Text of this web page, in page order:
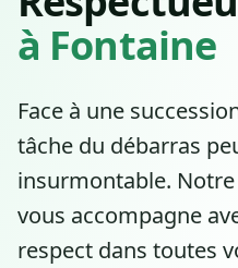
à Fontaine
Face à une
tâche du débarras
insurmontable.
vous accompagne
respect dans toutes